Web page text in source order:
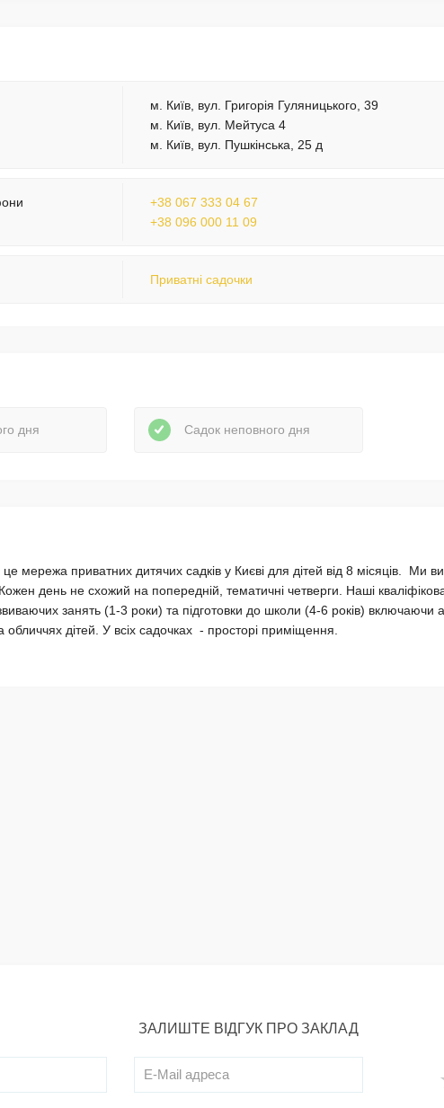
м. Київ, вул. Григорія Гуляницького, 39
м. Київ, вул. Мейтуса 4
м. Київ, вул. Пушкінська, 25 д
+38 067 333 04 67
+38 096 000 11 09
Приватні садочки
дня Садок неповного дня
мережа приватних дитячих садків у Києві для дітей від 8 місяців. Ми
день не схожий на попередній, тематичні четверги. Наші
занять (1-3 роки) та підготовки до школи (4-6 років) включаючи
обличчях дітей. У всіх садочках - просторі приміщення.
ЗАЛИШТЕ ВІДГУК ПРО ЗАКЛАД